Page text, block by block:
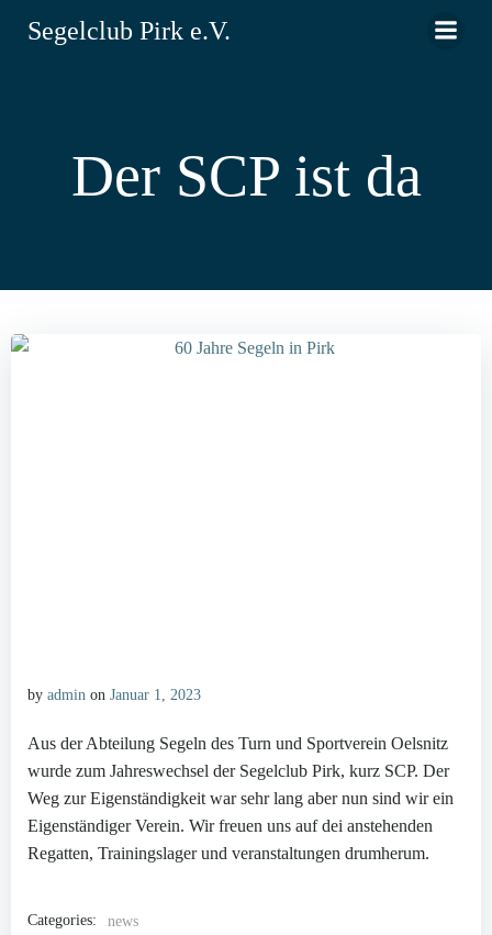
Segelclub Pirk e.V.
Der SCP ist da
by admin on Januar 1, 2023
Aus der Abteilung Segeln des Turn und Sportverein Oelsnitz
wurde zum Jahreswechsel der Segelclub Pirk, kurz SCP. Der
Weg zur Eigenständigkeit war sehr lang aber nun sind wir ein
Eigenständiger Verein. Wir freuen uns auf dei anstehenden
Regatten, Trainingslager und veranstaltungen drumherum.
Categories:
news